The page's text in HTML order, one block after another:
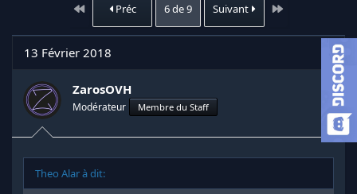
t
u
d
a
d
i
e
d
b
t
PremierPréc 6 de 9 Suivant Dernier
13 Février 2018
ZarosOVH
Modérateur Membre du Staff
Theo Alar à dit: